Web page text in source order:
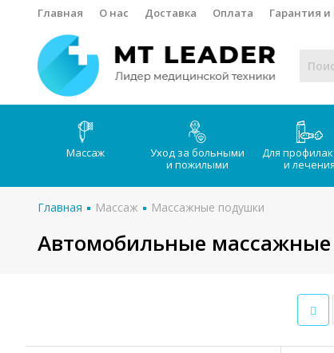
Главная О нас Доставка Оплата Гарантия и
Массаж
Уход за больными
и пожилыми
Для
и лечения
Главная Массаж Массажные подушки
Автомобильные